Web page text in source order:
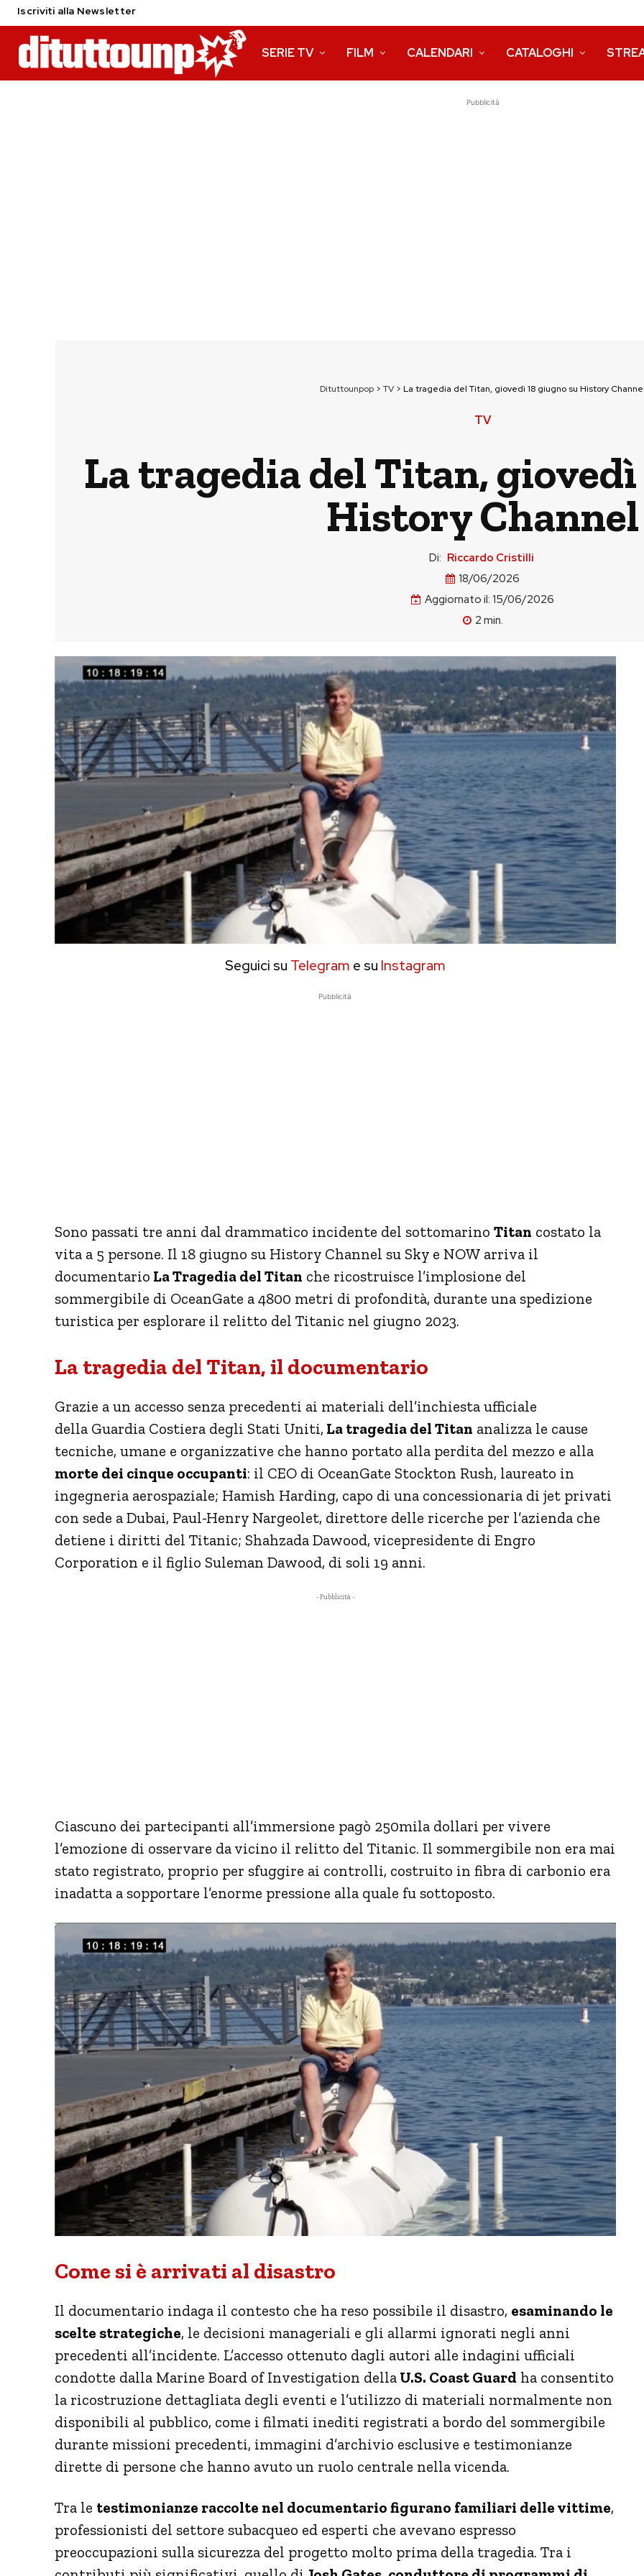
Iscriviti alla Newsletter
SERIE TV FILM CALENDARI CATALOGHI
Pubblicità
Dituttounpop > TV > La tragedia del Titan, giovedì 18 giugno su History Channel
TV
La tragedia del Titan, giovedì
History Channel
Di: Riccardo Cristilli
18/06/2026
Aggiornato il: 15/06/2026
2 min.
Seguici su Telegram e su Instagram
Pubblicità
Sono passati tre anni dal drammatico incidente del sottomarino Titan costato la
vita a 5 persone. Il 18 giugno su History Channel su Sky e NOW arriva il
documentario La Tragedia del Titan che ricostruisce l’implosione del
sommergibile di OceanGate a 4800 metri di profondità, durante una spedizione
turistica per esplorare il relitto del Titanic nel giugno 2023.
La tragedia del Titan, il documentario
Grazie a un accesso senza precedenti ai materiali dell’inchiesta ufficiale
della Guardia Costiera degli Stati Uniti, La tragedia del Titan analizza le cause
tecniche, umane e organizzative che hanno portato alla perdita del mezzo e alla
morte dei cinque occupanti: il CEO di OceanGate Stockton Rush, laureato in
ingegneria aerospaziale; Hamish Harding, capo di una concessionaria di jet privati
con sede a Dubai, Paul-Henry Nargeolet, direttore delle ricerche per l’azienda che
detiene i diritti del Titanic; Shahzada Dawood, vicepresidente di Engro
Corporation e il figlio Suleman Dawood, di soli 19 anni.
- Pubblicità -
Ciascuno dei partecipanti all’immersione pagò 250mila dollari per vivere
l’emozione di osservare da vicino il relitto del Titanic. Il sommergibile non era mai
stato registrato, proprio per sfuggire ai controlli, costruito in fibra di carbonio era
inadatta a sopportare l’enorme pressione alla quale fu sottoposto.
Come si è arrivati al disastro
Il documentario indaga il contesto che ha reso possibile il disastro, esaminando le
scelte strategiche, le decisioni manageriali e gli allarmi ignorati negli anni
precedenti all’incidente. L’accesso ottenuto dagli autori alle indagini ufficiali
condotte dalla Marine Board of Investigation della U.S. Coast Guard ha consentito
la ricostruzione dettagliata degli eventi e l’utilizzo di materiali normalmente non
disponibili al pubblico, come i filmati inediti registrati a bordo del sommergibile
durante missioni precedenti, immagini d’archivio esclusive e testimonianze
dirette di persone che hanno avuto un ruolo centrale nella vicenda.
Tra le testimonianze raccolte nel documentario figurano familiari delle vittime,
professionisti del settore subacqueo ed esperti che avevano espresso
preoccupazioni sulla sicurezza del progetto molto prima della tragedia. Tra i